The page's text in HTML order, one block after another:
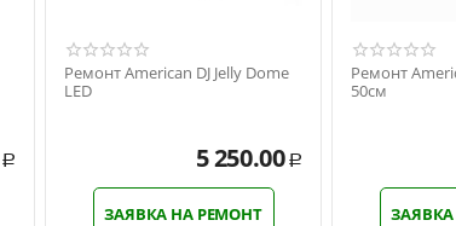
Р
Ремонт American DJ Jelly Dome
LED
5 250.00 Р
ЗАЯВКА НА РЕМОНТ
Ремонт
50см